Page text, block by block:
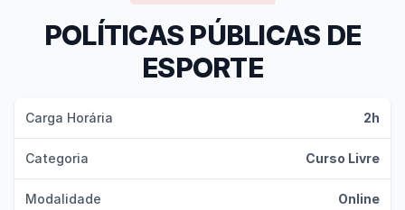
POLÍTICAS PÚBLICAS DE
ESPORTE
Carga Horária 2h
Categoria Curso Livre
Modalidade Online